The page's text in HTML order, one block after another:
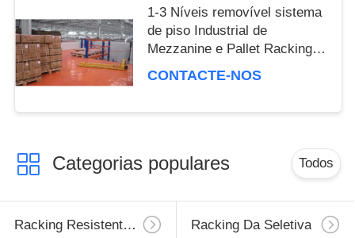
1-3 Níveis removível sistema
de piso Industrial de
Mezzanine e Pallet Racking,
CONTACTE-NOS
Categorias populares Todos
Racking Resistente Da Pálete Racking Da Seletiva